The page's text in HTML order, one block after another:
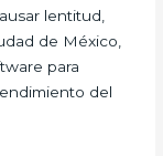
lentitud,
de México,
para
del